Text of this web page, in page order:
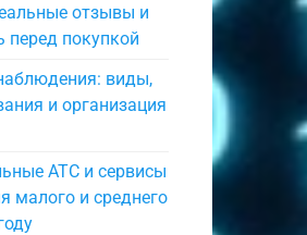
отзывы и
перед покупкой
виды,
и организация
АТС и сервисы
малого и среднего